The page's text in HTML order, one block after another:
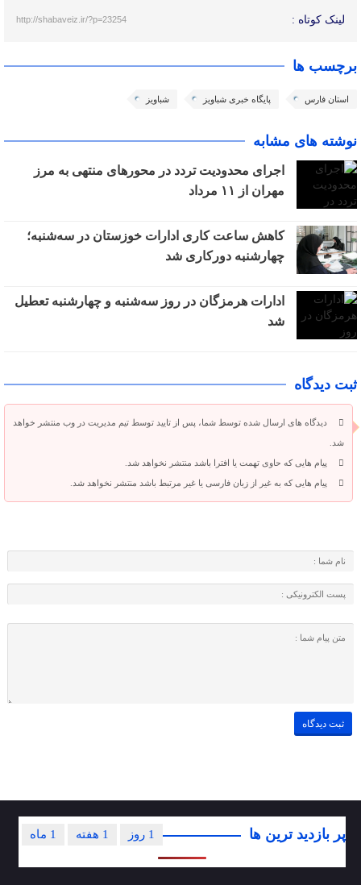
لینک کوتاه : http://shabaveiz.ir/?p=23254
برچسب ها
استان فارس پایگاه خبری شباویز شباویز
نوشته های مشابه
اجرای محدودیت تردد در محورهای منتهی به مرز
مهران از ۱۱ مرداد
کاهش ساعت کاری ادارات خوزستان در سه‌شنبه؛
چهارشنبه دورکاری شد
ادارات هرمزگان در روز سه‌شنبه و چهارشنبه تعطیل
شد
ثبت دیدگاه
دیدگاه های ارسال شده توسط شما، پس از تایید توسط تیم مدیریت در وب منتشر خواهد
شد.
پیام هایی که حاوی تهمت یا افترا باشد منتشر نخواهد شد.
پیام هایی که به غیر از زبان فارسی یا غیر مرتبط باشد منتشر نخواهد شد.
پر بازدید ترین ها 1 ماه 1 هفته 1 روز